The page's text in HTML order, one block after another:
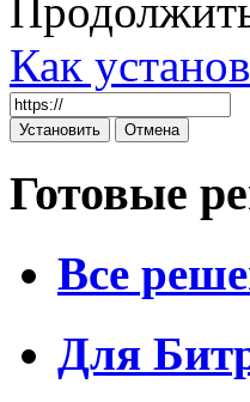
Как
Готовые
Все
Для